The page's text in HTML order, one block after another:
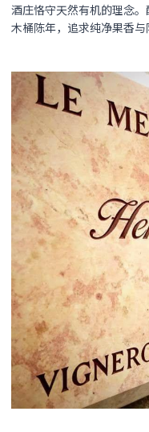
酒庄恪守天然有机的理念
木桶陈年，追求纯净果香与